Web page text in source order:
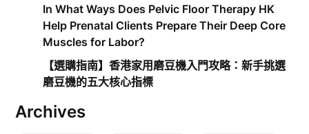
In What Ways Does Pelvic Floor Therapy HK
Help Prenatal Clients Prepare Their Deep Core
Muscles for Labor?
【選購指南】香港家用磨豆機入門攻略：新手挑選
磨豆機的五大核心指標
Archives